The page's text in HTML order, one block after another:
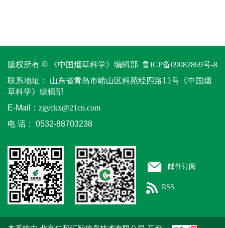
版权所有 © 《中国烟草科学》编辑部 鲁ICP备09082869号-8
联系地址：
山东省青岛市崂山区科苑经四路11号《中国烟
草科学》编辑部
E-Mail： zgyckx@21cn.com
电 话：
0532-88703238
邮件订阅
RSS